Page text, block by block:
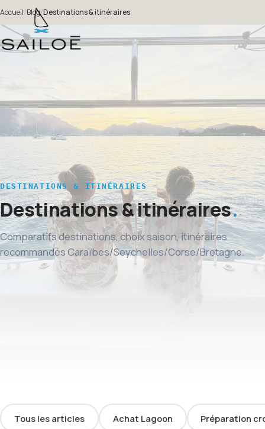
Accueil/Blog/Destinations & itinéraires
DESTINATIONS & ITINÉRAIRES
Destinations & itinéraires
Comparatifs destinations, choix saison, itinéraires
recommandés Caraïbes/Seychelles/Corse/Bretagne.
Tous les articles Achat Lagoon Préparation